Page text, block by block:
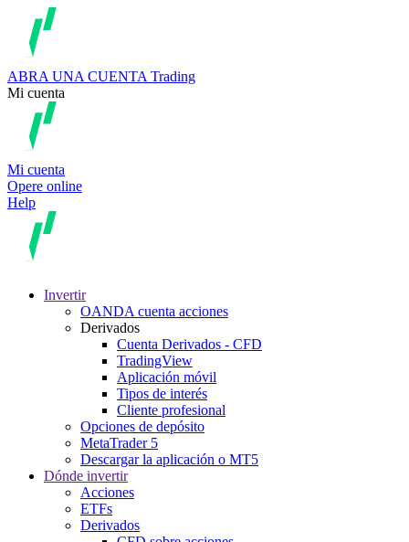
ABRA UNA CUENTA Trading
Mi cuenta
Mi cuenta
Opere online
Help
Invertir
OANDA cuenta acciones
Derivados
Cuenta Derivados - CFD
TradingView
Aplicación móvil
Tipos de interés
Cliente profesional
Opciones de depósito
MetaTrader 5
Descargar la aplicación o MT5
Dónde invertir
Acciones
ETFs
Derivados